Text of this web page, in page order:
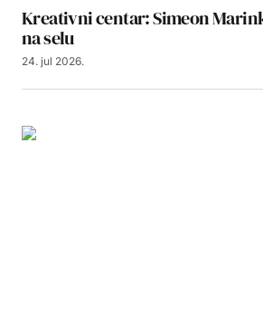
Kreativni centar: Simeon
na selu
24. jul 2026.